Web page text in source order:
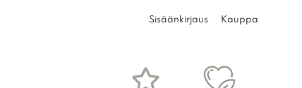
Sisäänkirjaus Kauppa